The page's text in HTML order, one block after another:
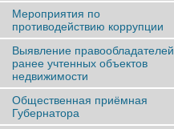
Мероприятия по
противодействию коррупции
Выявление правообладателей
ранее учтенныx объектов
недвижимости
Общественная приёмная
Губернатора